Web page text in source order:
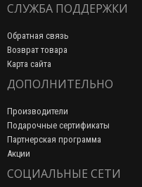
СЛУЖБА ПОДДЕРЖКИ
Обратная связь
Возврат товара
Карта сайта
ДОПОЛНИТЕЛЬНО
Производители
Подарочные сертификаты
Партнерская программа
Акции
СОЦИАЛЬНЫЕ СЕТИ